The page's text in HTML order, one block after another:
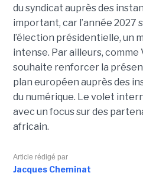
du syndicat auprès des
important, car l’année 2027
l’élection présidentielle, un
intense. Par ailleurs, comme
souhaite renforcer la
plan européen auprès des
du numérique. Le volet
avec un focus sur des
africain.
Article rédigé par
Jacques Cheminat